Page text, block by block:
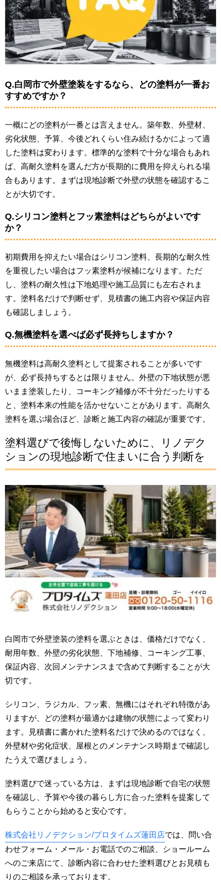
Q.白岡市で外壁塗装をするなら、どの塗料が一番お
すすめですか？
一概にどの塗料が一番とは言えません。築年数、外壁材、
劣化状態、予算、今後どれくらい住み続けるかによって適
した塗料は変わります。標準的な塗料で十分な場合もあれ
ば、高耐久塗料を選んだ方が長期的に費用を抑えられる場
合もあります。まずは現地診断で外壁の状態を確認するこ
とが大切です。
Q.シリコン塗料とフッ素塗料はどちらがよいです
か？
初期費用を抑えたい場合はシリコン塗料、長期的な耐久性
を重視したい場合はフッ素塗料が候補になります。ただ
し、塗料の耐久性は下地処理や施工品質にも左右されま
す。塗料名だけで判断せず、見積書の施工内容や保証内容
も確認しましょう。
Q.無機塗料を選べば必ず長持ちしますか？
無機塗料は高耐久塗料として提案されることが多いです
が、必ず長持ちするとは限りません。外壁の下地状態が悪
いまま塗装したり、コーキング補修が不十分だったりする
と、塗料本来の性能を活かせないことがあります。高耐久
塗料を選ぶ場合ほど、診断と施工内容の確認が重要です。
塗料選びで後悔しないために、リノデク
ションの現地診断で住まいに合う判断を
白岡市で外壁塗装の塗料を選ぶときは、価格だけでなく、
耐用年数、外壁の劣化状態、下地補修、コーキング工事、
保証内容、次回メンテナンスまで含めて判断することが大
切です。
シリコン、ラジカル、フッ素、無機にはそれぞれ特徴があ
りますが、どの塗料が最適かは建物の状態によって変わり
ます。見積書に書かれた塗料名だけで決めるのではなく、
外壁材や劣化症状、屋根とのメンテナンス時期まで確認し
たうえで選びましょう。
塗料選びで迷っている方は、まずは現地診断で自宅の状態
を確認し、予算や今後の暮らし方に合った塗料を提案して
もらうことから始めると安心です。
株式会社リノデクション/プロタイムズ蓮田店では、問い合
わせフォーム・メール・お電話でのご相談、ショールーム
へのご来店にて、診断内容に合わせた塗料選びとお見積も
りのご相談を承っております。